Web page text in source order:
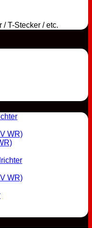
/ T-Stecker / etc.
WR)
WR)